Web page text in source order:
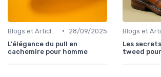
•
28/09/2025
L'élégance du pull en
cachemire pour homme
Les
tweed